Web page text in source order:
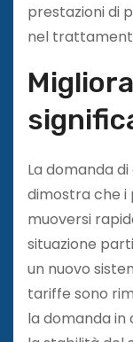
prestazioni di
nel
La domanda
dimostra che
muoversi
situazione
un nuovo
tariffe sono
la domanda in